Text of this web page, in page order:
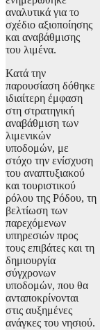
αναλυτικά για το
σχέδιο αξιοποίησης
και αναβάθμισης
του λιμένα.
Κατά την
παρουσίαση δόθηκε
ιδιαίτερη έμφαση
στη στρατηγική
αναβάθμιση των
λιμενικών
υποδομών, με
στόχο την ενίσχυση
του αναπτυξιακού
και τουριστικού
ρόλου της Ρόδου, τη
βελτίωση των
παρεχόμενων
υπηρεσιών προς
τους επιβάτες και τη
δημιουργία
σύγχρονων
υποδομών, που θα
ανταποκρίνονται
στις αυξημένες
ανάγκες του νησιού.